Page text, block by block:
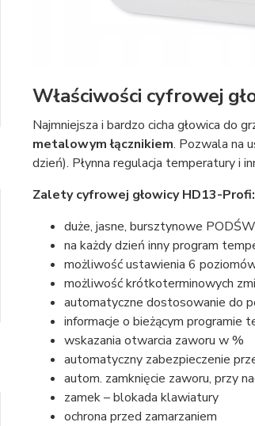
Właściwości cyfrowej
Najmniejsza i bardzo cicha głowica do
metalowym łącznikiem. Pozwala na
dzień). Płynna regulacja temperatury i
Zalety cyfrowej głowicy HD13-Profi:
duże, jasne, bursztynowe
na każdy dzień inny program
możliwość ustawienia 6
możliwość krótkoterminowych
automatyczne dostosowanie do
informacje o bieżącym programie
wskazania otwarcia zaworu w %
automatyczny zabezpieczenie
autom. zamknięcie zaworu, przy
zamek – blokada klawiatury
ochrona przed zamarzaniem